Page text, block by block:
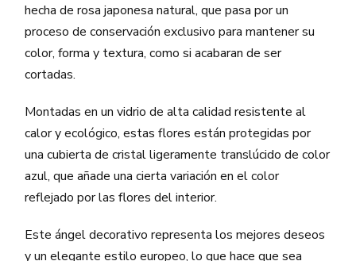
hecha de rosa japonesa natural, que pasa por un
proceso de conservación exclusivo para mantener su
color, forma y textura, como si acabaran de ser
cortadas.
Montadas en un vidrio de alta calidad resistente al
calor y ecológico, estas flores están protegidas por
una cubierta de cristal ligeramente translúcido de color
azul, que añade una cierta variación en el color
reflejado por las flores del interior.
Este ángel decorativo representa los mejores deseos
y un elegante estilo europeo, lo que hace que sea